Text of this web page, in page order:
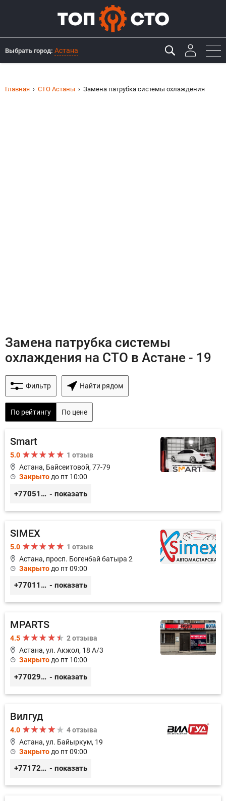
Выбрать город: Астана
Главная СТО Астаны Замена патрубка системы охлаждения
Замена патрубка системы
охлаждения на СТО в Астане - 19
Фильтр Найти рядом
По рейтингу По цене
Smart
5.0
1 отзыв
Астана, Байсеитовой, 77-79
Закрыто до пт 10:00
+77051092269 - показать
SIMEX
5.0
1 отзыв
Астана, просп. Богенбай батыра 2
Закрыто до пт 09:00
+77011248780 - показать
MPARTS
4.5
2 отзыва
Астана, ул. Акжол, 18 А/3
Закрыто до пт 10:00
+77029352979 - показать
Вилгуд
4.0
4 отзыва
Астана, ул. Байыркум, 19
Закрыто до пт 09:00
+77172978380 - показать